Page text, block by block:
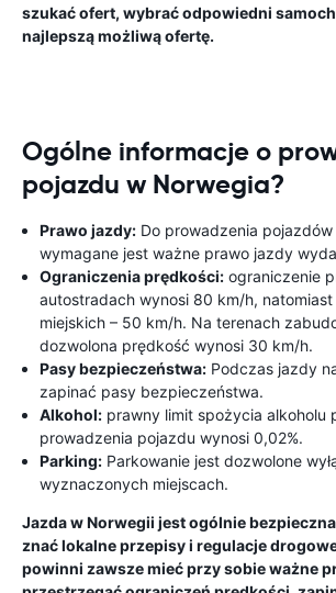
szukać ofert, wybrać odpowiedni
najlepszą możliwą ofertę.
Ogólne informacje o
pojazdu w Norwegia?
Prawo jazdy: Do prowadzenia
wymagane jest ważne prawo jazdy
Ograniczenia prędkości: ograniczenie
autostradach wynosi 80 km/h,
miejskich – 50 km/h. Na terenach
dozwolona prędkość wynosi 30 km/h.
Pasy bezpieczeństwa: Podczas jazdy
zapinać pasy bezpieczeństwa.
Alkohol: prawny limit spożycia alkoholu
prowadzenia pojazdu wynosi 0,02%.
Parking: Parkowanie jest dozwolone
wyznaczonych miejscach.
Jazda w Norwegii jest ogólnie
znać lokalne przepisy i regulacje
powinni zawsze mieć przy sobie ważne